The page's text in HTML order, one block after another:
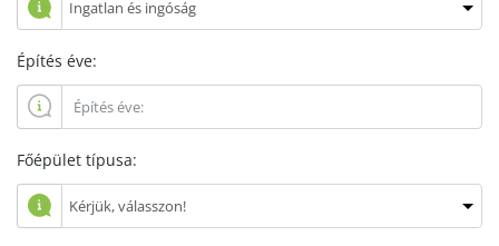
Építés éve:
Főépület típusa: